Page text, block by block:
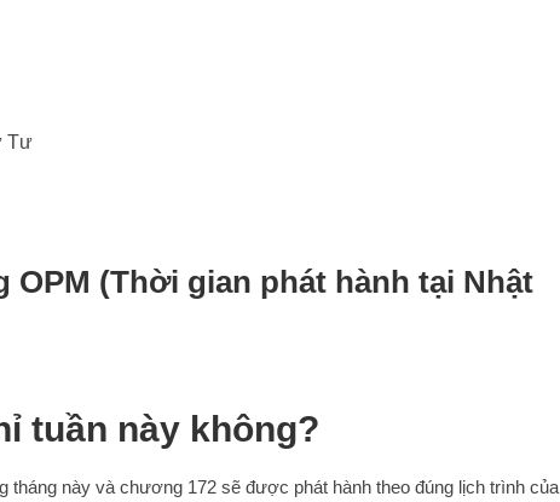
Tư
(Thời gian phát hành tại Nhật
tuần này không?
tháng này và chương 172 sẽ được phát hành theo đúng lịch trình của